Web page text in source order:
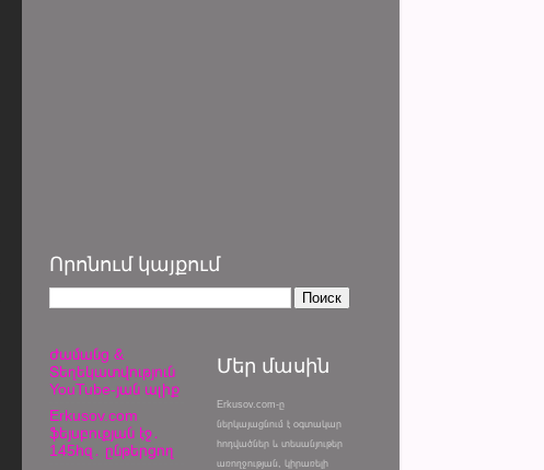
Որոնում կայքում
Ժամանց &
Տեղեկատվություն
YouTube-յան ալիք
Erkusov.com
ֆեյսբուքյան էջ․
145հզ․ ընթերցող
Մեր մասին
Erkusov.com-ը
ներկայացնում է օգտակար
հոդվածներ և տեսանյութեր
առողջության, կիրառելի